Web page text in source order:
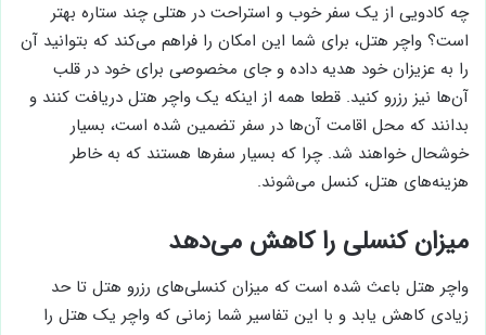
چه کادویی از یک سفر خوب و استراحت در هتلی چند ستاره بهتر
است؟ واچر هتل، برای شما این امکان را فراهم می‌کند که بتوانید آن
را به عزیزان خود هدیه داده و جای مخصوصی برای خود در قلب
آن‌ها نیز رزرو کنید. قطعا همه از اینکه یک واچر هتل دریافت کنند و
بدانند که محل اقامت آن‌‌ها در سفر تضمین شده است، بسیار
خوشحال خواهند شد. چرا که بسیار سفرها هستند که به خاطر
هزینه‌های هتل، کنسل می‌شوند.
میزان کنسلی را کاهش می‌دهد
واچر هتل باعث شده است که میزان کنسلی‌های رزرو هتل تا حد
زیادی کاهش یابد و با این تفاسیر شما زمانی که واچر یک هتل را